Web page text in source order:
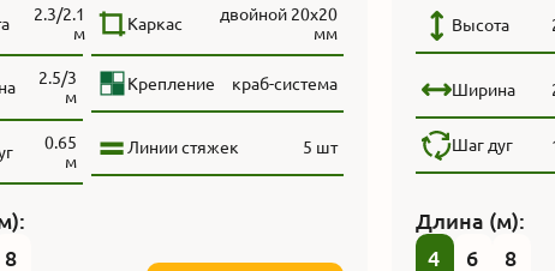
2.3/2.1
м
Каркас
двойной 20х20
мм
2.5/3
м
Крепление краб-система
0.65
м
Линии стяжек 5 шт
8
Высота
Ширина
Шаг дуг
Длина (м):
4
6 8